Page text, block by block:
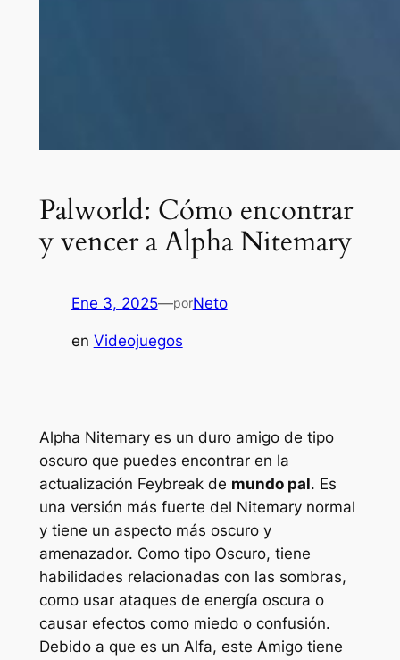
Palworld: Cómo encontrar
y vencer a Alpha Nitemary
Ene 3, 2025—porNeto
en Videojuegos
Alpha Nitemary es un duro amigo de tipo
oscuro que puedes encontrar en la
actualización Feybreak de mundo pal. Es
una versión más fuerte del Nitemary normal
y tiene un aspecto más oscuro y
amenazador. Como tipo Oscuro, tiene
habilidades relacionadas con las sombras,
como usar ataques de energía oscura o
causar efectos como miedo o confusión.
Debido a que es un Alfa, este Amigo tiene